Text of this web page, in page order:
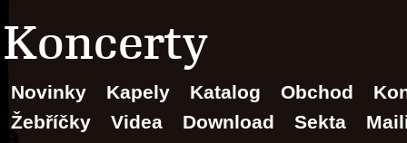
Koncerty
Novinky Kapely Katalog Obchod
Žebříčky
Videa Download Sekta